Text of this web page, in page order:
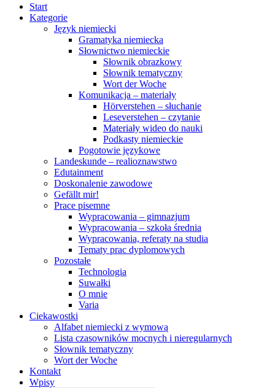
Start
Kategorie
Język niemiecki
Gramatyka niemiecka
Słownictwo niemieckie
Słownik obrazkowy
Słownik tematyczny
Wort der Woche
Komunikacja – materiały
Hörverstehen – słuchanie
Leseverstehen – czytanie
Materiały wideo do nauki
Podkasty niemieckie
Pogotowie językowe
Landeskunde – realioznawstwo
Edutainment
Doskonalenie zawodowe
Gefällt mir!
Prace pisemne
Wypracowania – gimnazjum
Wypracowania – szkoła średnia
Wypracowania, referaty na studia
Tematy prac dyplomowych
Pozostałe
Technologia
Suwałki
O mnie
Varia
Ciekawostki
Alfabet niemiecki z wymową
Lista czasowników mocnych i nieregularnych
Słownik tematyczny
Wort der Woche
Kontakt
Wpisy